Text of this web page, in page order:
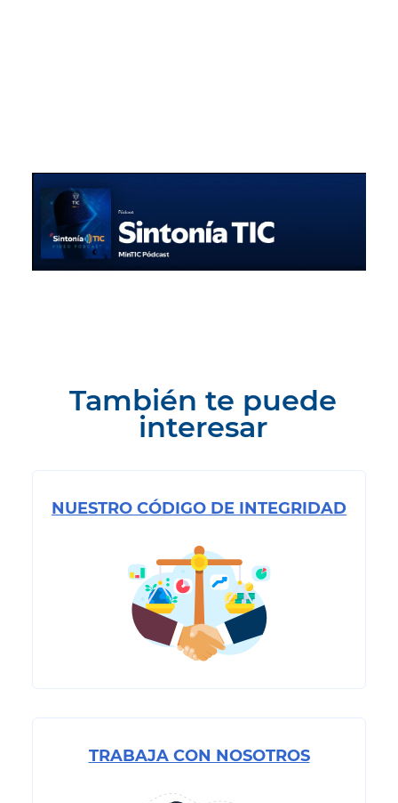
También te puede
interesar
NUESTRO CÓDIGO DE INTEGRIDAD
TRABAJA CON NOSOTROS